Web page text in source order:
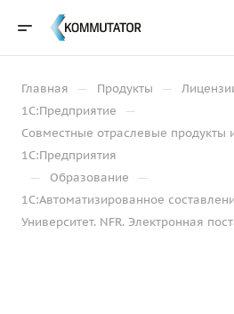
Главная — Продукты —
1С:Предприятие —
Совместные отраслевые продукты
1С:Предприятия
— Образование —
1С:Автоматизированное
Университет. NFR. Электронная